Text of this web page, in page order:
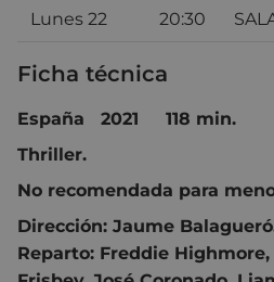
Lunes 22 20:30
Ficha técnica
España 2021 118 min.
Thriller.
No recomendada para
Dirección: Jaume
Reparto: Freddie Highmore,